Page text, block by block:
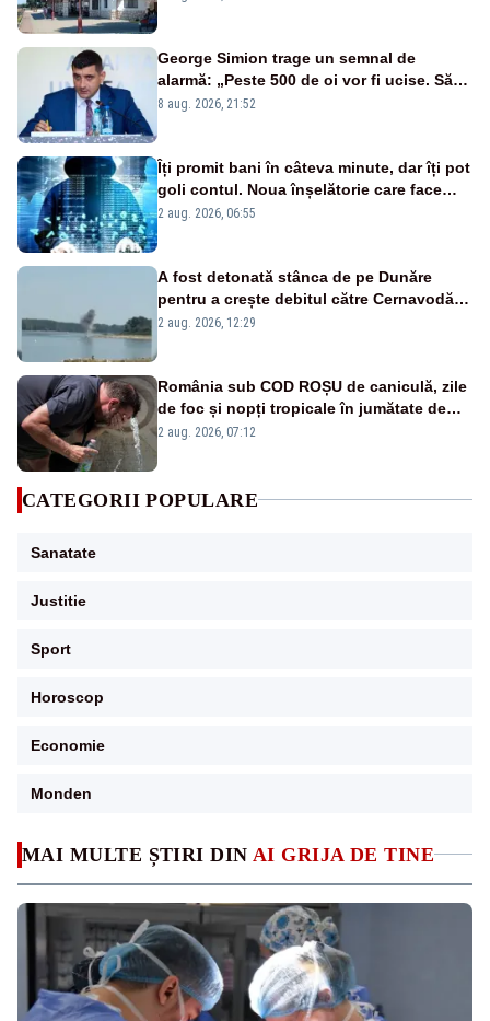
MAI MULTE ȘTIRI DIN AI GRIJA DE TINE
George Simion trage un semnal de
alarmă: „Peste 500 de oi vor fi ucise. Să
vedem dacă ciobanii vor fi despăgubiți”
8 aug. 2026, 21:52
Îți promit bani în câteva minute, dar îți pot
goli contul. Noua înșelătorie care face
victime pe Facebook și WhatsApp
2 aug. 2026, 06:55
A fost detonată stânca de pe Dunăre
pentru a crește debitul către Cernavodă –
VIDEO
2 aug. 2026, 12:29
România sub COD ROȘU de caniculă, zile
de foc și nopți tropicale în jumătate de
țară
2 aug. 2026, 07:12
CATEGORII POPULARE
Sanatate
Justitie
Sport
Horoscop
Economie
Monden